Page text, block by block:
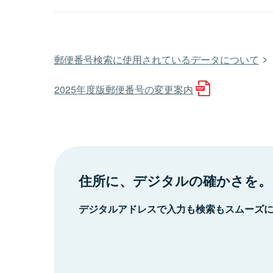
郵便番号検索に使用されているデータについて
2025年度版郵便番号の変更案内
住所に、デジタルの確かさを。
デジタルアドレスで入力も検索もスムーズ